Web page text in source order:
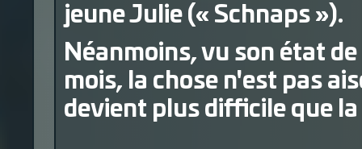
jeune Julie (« Schnaps »).
Néanmoins, vu son état
mois, la chose n'est pas
devient plus difficile que